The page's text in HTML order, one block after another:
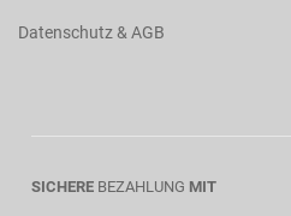
Datenschutz & AGB
SICHERE BEZAHLUNG MIT